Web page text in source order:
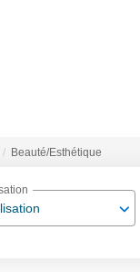
Beauté/Esthétique